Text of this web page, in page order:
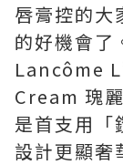
唇膏控的
的好機會了
Lancôme
Cream 瑰
是首支用「
設計更顯奢